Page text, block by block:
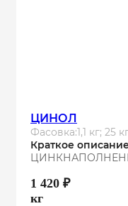
ЦИНОЛ
Фасовка:1,1 кг; 25
Краткое
1 420 ₽
кг